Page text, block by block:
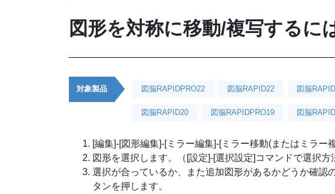
図形を対称に移動/複写するに
対象製品 図脳RAPIDPRO22 図脳RAPID22 図脳
図脳RAPID20 図脳RAPIDPRO19 図脳
[編集]-[図形編集]-[ミラー編集]-[ミラー移動(またはミラー
図形を選択します。（[設定]-[選択設定]コマンドで選択方
選択が合っているか、また追加図形があるかどうか確認
タンを押します。